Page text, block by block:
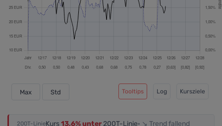
Max Std Tooltips Log Kursziele
200T-LinieKurs13,6% unter200T-Linie· ↘ Trend fallend